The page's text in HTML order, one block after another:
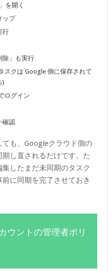
を開く
ップ
行
除」も実行
スクは Google 側に保存されて
)
ログイン
確認
ても、Googleクラウド側の
し直されるだけです。た
したまだ未同期のタスク
に同期を完了させておき
ウントの管理者ポリ